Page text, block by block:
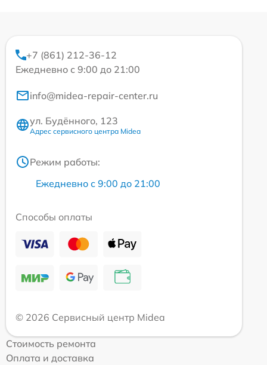
+7 (861) 212-36-12
Ежедневно с 9:00 до 21:00
info@midea-repair-center.ru
ул. Будённого, 123
Адрес сервисного центра Midea
Режим работы:
Ежедневно с 9:00 до 21:00
Способы оплаты
© 2026 Сервисный центр Midea
Стоимость ремонта
Оплата и доставка